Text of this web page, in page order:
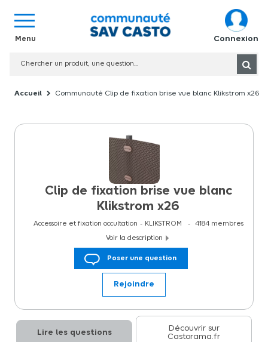
Connexion
Communauté Clip de fixation brise vue blanc Klikstrom x26
Clip de fixation brise vue blanc
Klikstrom x26
Accessoire et fixation occultation KLIKSTROM 4184membres
Voir la description
accessoires essentiels dans la catégorie de fixation occultation,
spécialement conçus pour sécuriser et stabiliser les brise-vues et
autres types d'occultations dans les jardins et les espaces extérieurs.
Fabriqués avec précision et souci du détail, ces clips offrent une
solution fiable et durable pour maintenir fermement les
panneaux occultants en place, assurant ainsi une protection
efficace contre les regards indiscrets et les éléments extérieurs.
Ces clips sont particulièrement adaptés pour une utilisation avec
des brise-vues de couleur brun, assurant une intégration
Poser une question
Rejoindre
Lire les questions
Découvrir sur
Castorama.fr